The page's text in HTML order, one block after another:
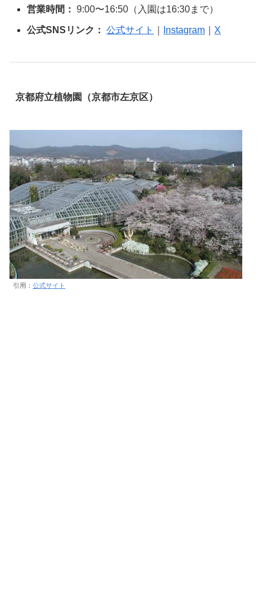
営業時間： 9:00〜16:50（入園は16:30まで）
公式SNSリンク： 公式サイト Instagram X
京都府立植物園（京都市左京区）
引用： 公式サイト